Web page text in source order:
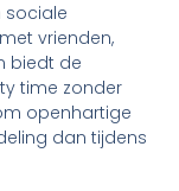
sociale
vrienden,
biedt de
time zonder
openhartige
dan tijdens